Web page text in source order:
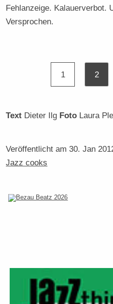
Fehlanzeige. Kalauerverbot.
Versprochen.
1 2
Text Dieter Ilg Foto Laura
Veröffentlicht am30. Jan
Jazz cooks